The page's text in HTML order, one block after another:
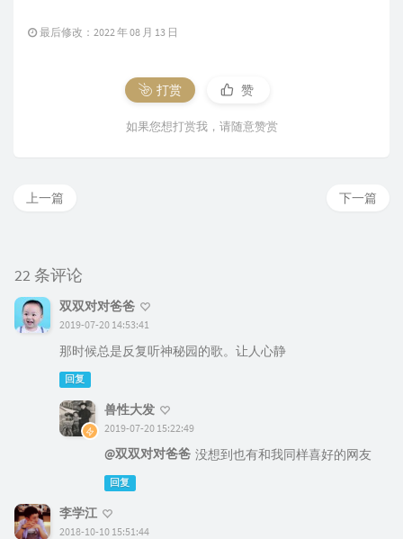
最后修改：2022 年 08 月 13 日
打赏 赞
如果您想打赏我，请随意赞赏
下一篇
上一篇
22 条评论
双双对对爸爸
2019-07-20 14:53:41
那时候总是反复听神秘园的歌。让人心静
回复
兽性大发
2019-07-20 15:22:49
@双双对对爸爸 没想到也有和我同样喜好的网友
回复
李学江
2018-10-10 15:51:44